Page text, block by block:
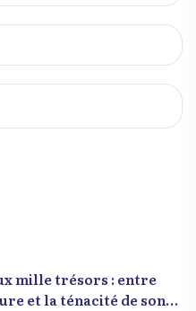
mille trésors : entre
et la ténacité de son